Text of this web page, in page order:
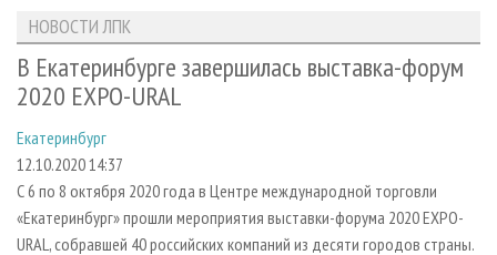
ЛЕСОЗАГОТОВКА
ЛЕСОПИЛЕНИЕ
СУШКА ДРЕВЕСИНЫ
ПРОИЗВОДСТВО ДРЕВЕСНЫХ ПЛИТ
ДЕРЕВЯННОЕ ДОМОСТРОЕНИЕ
НОВОСТИ ЛПК
НОВОСТИ ЖУРНАЛА
ПРОЕКТЫ ЛПИ
АНАЛИТИКА
ПРЕДПРИЯТИЯ ЛПК
ПЕРСОНЫ
МОБИЛЬНЫЕ ВЫСТАВКИ
ОФИЦИАЛЬНЫЕ ДЕЛЕГАЦИИ
АРХИВ
АРХИВ ЖУРНАЛОВ
СТАТЬИ
О ЖУРНАЛЕ
ПОДПИСКА
КОНТАКТЫ
РЕКЛАМОДАТЕЛЯМ
РЕКЛАМА
РЕКЛАМА НА САЙТЕ
НОВОСТИ ЛПК
В Екатеринбурге завершилась выставка-форум
2020 EXPO-URAL
Екатеринбург
12.10.2020 14:37
С 6 по 8 октября 2020 года в Центре международной торговли
«Екатеринбург» прошли мероприятия выставки-форума 2020 EXPO-
URAL, собравшей 40 российских компаний из десяти городов страны.